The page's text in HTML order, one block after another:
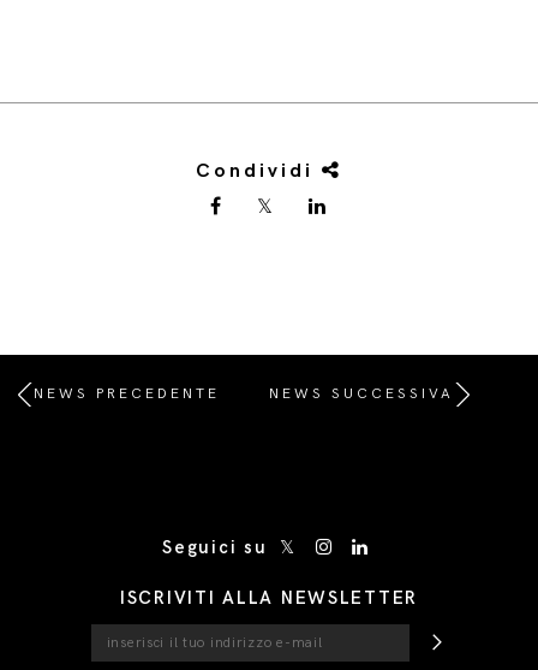
Condividi
NEWS PRECEDENTE NEWS SUCCESSIVA
Seguici su
ISCRIVITI ALLA NEWSLETTER